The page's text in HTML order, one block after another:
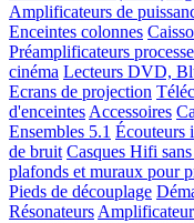
Amplificateurs de
Enceintes colonnes
Préamplificateurs
cinéma Lecteurs DVD,
Ecrans de projection
d'enceintes Accessoires
Ensembles 5.1 Écouteurs
de bruit Casques Hifi
plafonds et muraux pour
Pieds de découplage
Résonateurs